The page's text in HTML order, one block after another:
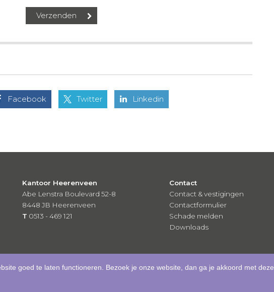
goed te laten functioneren. Bezoek je onze website, dan ga je akkoord met deze
Facebook Twitter Linkedin
Kantoor Heerenveen
Abe Lenstra Boulevard 52-8
8448 JB Heerenveen
T 0513 - 469 121
Contact
Contact & vestigingen
Contactformulier
Schade melden
Downloads